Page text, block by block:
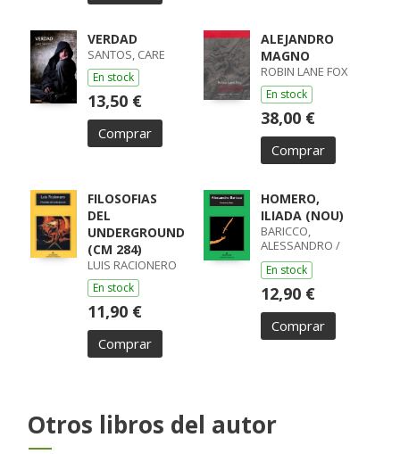
VERDAD
SANTOS, CARE
En stock
13,50 €
Comprar
ALEJANDRO
MAGNO
ROBIN LANE FOX
En stock
38,00 €
Comprar
FILOSOFIAS
DEL
UNDERGROUND
(CM 284)
LUIS RACIONERO
En stock
11,90 €
Comprar
HOMERO,
ILIADA (NOU)
BARICCO,
ALESSANDRO /
ALESSANDRO
BARICCO
En stock
12,90 €
Comprar
Otros libros del autor